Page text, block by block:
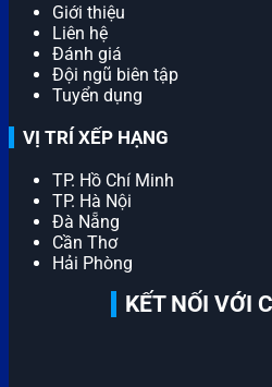
Giới thiệu
Liên hệ
Đánh giá
Đội ngũ biên tập
Tuyển dụng
VỊ TRÍ XẾP HẠNG
TP. Hồ Chí Minh
TP. Hà Nội
Đà Nẵng
Cần Thơ
Hải Phòng
KẾT NỐI VỚI